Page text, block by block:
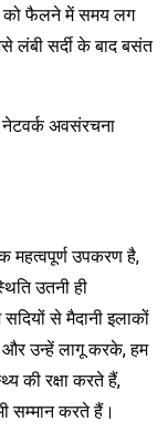
को फैलने में समय लग
लंबी सर्दी के बाद बसंत
अवसंरचना
महत्वपूर्ण उपकरण है,
उतनी ही
से मैदानी इलाकों
उन्हें लागू करके, हम
की रक्षा करते हैं,
सम्मान करते हैं।